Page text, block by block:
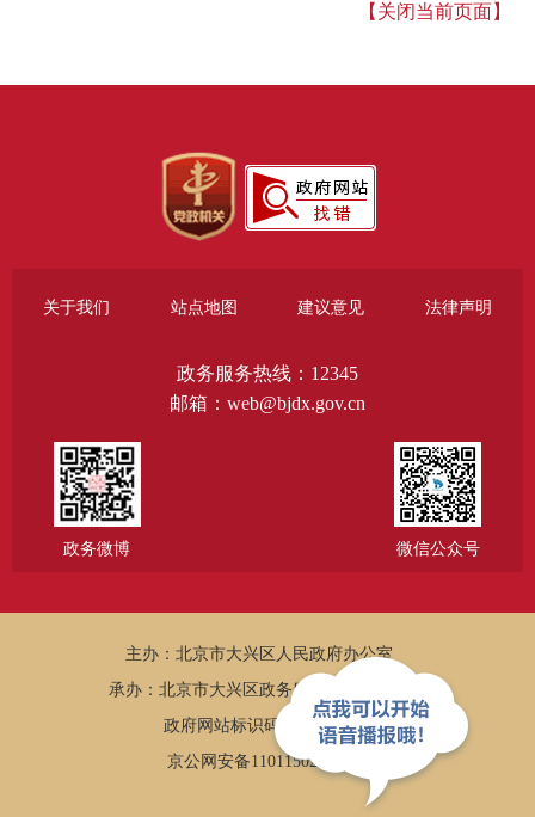
【关闭当前页面】
关于我们 站点地图 建议意见 法律声明
政务服务热线：12345
邮箱：web@bjdx.gov.cn
政务微博 微信公众号
主办：北京市大兴区人民政府办公室
承办：北京市大兴区政务服务和数据管理局
政府网站标识码：1101150005
京公网安备11011502002502